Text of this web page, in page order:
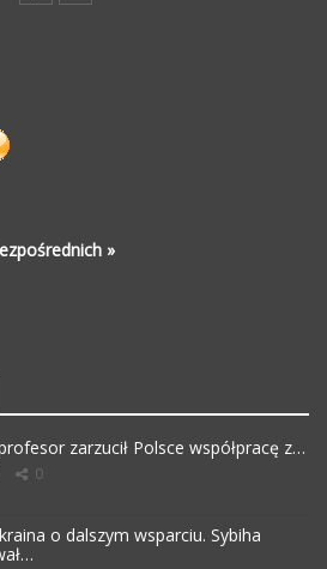
»
zarzucił Polsce współpracę z…
0
o dalszym wsparciu. Sybiha